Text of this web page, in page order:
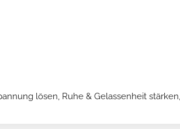
lösen, Ruhe & Gelassenheit